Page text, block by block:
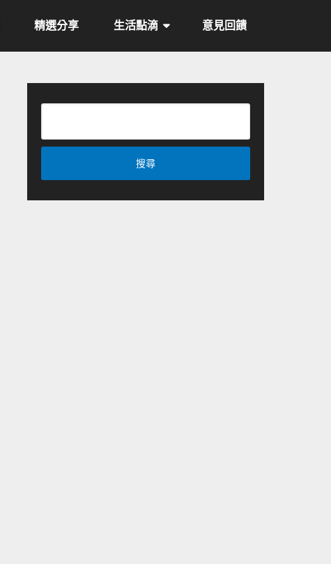
精選分享 生活點滴 意見回饋